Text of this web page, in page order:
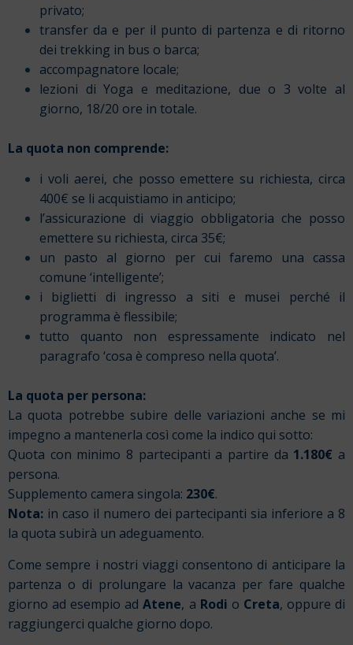
privato;
transfer da e per il punto di partenza e di ritorno
dei trekking in bus o barca;
accompagnatore locale;
lezioni di Yoga e meditazione, due o 3 volte al
giorno, 18/20 ore in totale.
La quota non comprende:
i voli aerei, che posso emettere su richiesta, circa
400€ se li acquistiamo in anticipo;
l’assicurazione di viaggio obbligatoria che posso
emettere su richiesta, circa 35€;
un pasto al giorno per cui faremo una cassa
comune ‘intelligente’;
i biglietti di ingresso a siti e musei perché il
programma è flessibile;
tutto quanto non espressamente indicato nel
paragrafo ‘cosa è compreso nella quota’.
La quota per persona:
La quota potrebbe subire delle variazioni anche se mi
impegno a mantenerla così come la indico qui sotto:
Quota con minimo 8 partecipanti a partire da 1.180€ a
persona.
Supplemento camera singola: 230€.
Nota: in caso il numero dei partecipanti sia inferiore a 8
la quota subirà un adeguamento.
Come sempre i nostri viaggi consentono di anticipare la
partenza o di prolungare la vacanza per fare qualche
giorno ad esempio adAtene, a Rodi o Creta, oppure di
raggiungerci qualche giorno dopo.